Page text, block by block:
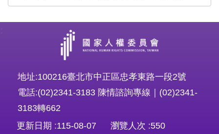
地址:100216臺北市中正區忠孝東路一段2號
電話:(02)2341-3183 陳情諮詢專線｜(02)2341-
3183轉662
更新日期
115-08-07 瀏覽人次 550